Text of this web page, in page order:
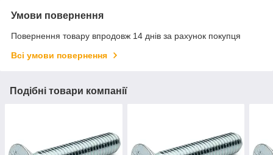
Умови повернення
Повернення товару впродовж 14 днів за рахунок покупця
Всі умови повернення
Подібні товари компанії